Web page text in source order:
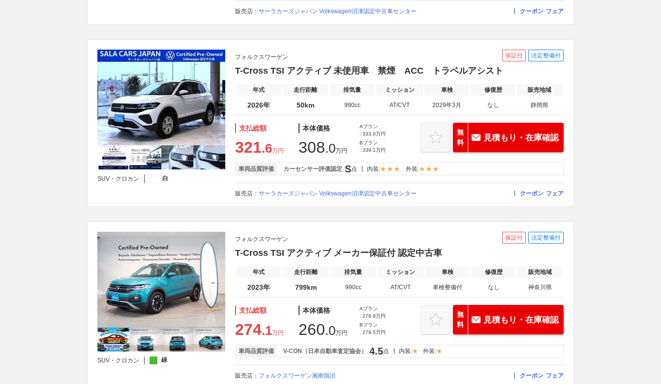
販売店： サーラカーズジャパン Volkswagen沼津認定中古車センター クーポン フェア
SUV・クロカン 白
フォルクスワーゲン 保証付 法定整備付
T-Cross TSI アクティブ 未使用車 禁煙 ACC トラベルアシスト
年式 走行距離 排気量 ミッション 車検 修復歴 販売地域
2026年 50km 990cc AT/CVT 2029年3月 なし 静岡県
支払総額
321.6万円
本体価格
308.0万円
Aプラン
: 333.0万円
Bプラン
: 339.1万円
無
料
見積もり・在庫確認
車両品質評価 カーセンサー評価認定 S点 内装: 外装:
販売店： サーラカーズジャパン Volkswagen沼津認定中古車センター クーポン フェア
SUV・クロカン 緑
フォルクスワーゲン 保証付 法定整備付
T-Cross TSI アクティブ メーカー保証付 認定中古車
年式 走行距離 排気量 ミッション 車検 修復歴 販売地域
2023年 799km 990cc AT/CVT 車検整備付 なし 神奈川県
支払総額
274.1万円
本体価格
260.0万円
Aプラン
: 278.9万円
Bプラン
: 279.5万円
無
料
見積もり・在庫確認
車両品質評価 V-CON（日本自動車査定協会） 4.5点 内装: 外装:
販売店： フォルクスワーゲン湘南鵠沼 クーポン フェア